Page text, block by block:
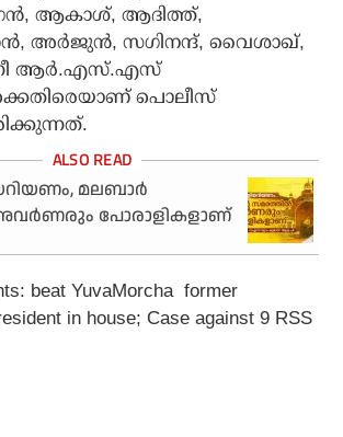
ആകാശ്, ആദിത്ത്,
അര്‍ജുന്‍, സഗിനന്ദ്, വൈശാഖ്,
ആര്‍.എസ്.എസ്
പൊലീസ്
മലബാര്‍
പോരാളികളാണ്
beat YuvaMorcha former
in house; Case against 9 RSS